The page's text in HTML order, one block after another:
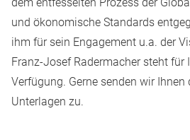
und ökonomische Standards
ihm für sein Engagement u.a. der
Franz-Josef Radermacher steht für
Verfügung. Gerne senden wir
Unterlagen zu.